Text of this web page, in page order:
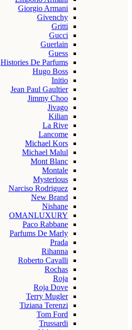
Giorgio Armani
Givenchy
Gritti
Gucci
Guerlain
Guess
Histories De Parfums
Hugo Boss
Initio
Jean Paul Gaultier
Jimmy Choo
Jivago
Kilian
La Rive
Lancome
Michael Kors
Michael Malul
Mont Blanc
Montale
Mysterious
Narciso Rodriguez
New Brand
Nishane
OMANLUXURY
Paco Rabbane
Parfums De Marly
Prada
Rihanna
Roberto Cavalli
Rochas
Roja
Roja Dove
Terry Mugler
Tiziana Terenzi
Tom Ford
Trussardi